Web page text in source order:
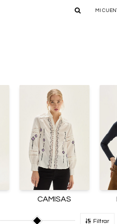
CAMISAS
Filtrar